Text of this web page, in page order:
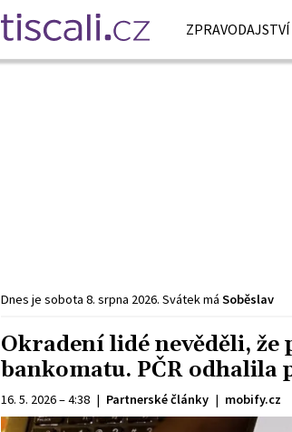
ZPRAVODAJSTVÍ
Dnes je sobota 8. srpna 2026. Svátek má Soběslav
Okradení lidé nevěděli,
bankomatu. PČR odhalila
16. 5. 2026 – 4:38 | Partnerské články | mobify.cz